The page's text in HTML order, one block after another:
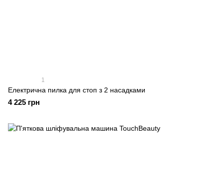
1
Електрична пилка для стоп з 2 насадками
4 225 грн